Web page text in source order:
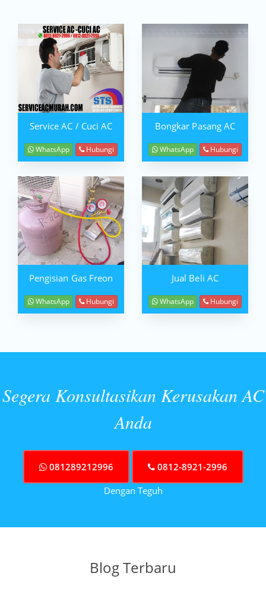
Service AC / Cuci AC
WhatsApp Hubungi
Bongkar Pasang AC
WhatsApp Hubungi
Pengisian Gas Freon
WhatsApp Hubungi
Jual Beli AC
WhatsApp Hubungi
Segera Konsultasikan Kerusakan AC
Anda
081289212996
0812-8921-2996
Dengan Teguh
Blog Terbaru